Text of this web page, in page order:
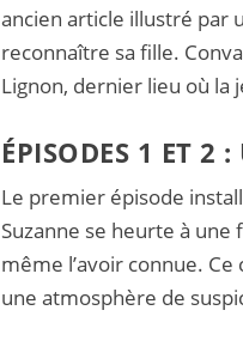
ancien article illustré par
reconnaître sa fille.
Lignon, dernier lieu où la
ÉPISODES 1 ET 2
Le premier épisode
Suzanne se heurte à
même l’avoir connue.
une atmosphère de